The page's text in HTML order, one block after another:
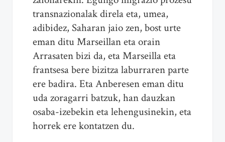
transnazionalak direla eta, umea,
adibidez, Saharan jaio zen, bost urte
eman ditu Marseillan eta orain
Arrasaten bizi da, eta Marseilla eta
frantsesa bere bizitza laburraren parte
ere badira. Eta Anberesen eman ditu
uda zoragarri batzuk, han dauzkan
osaba-izebekin eta lehengusinekin, eta
horrek ere kontatzen du.